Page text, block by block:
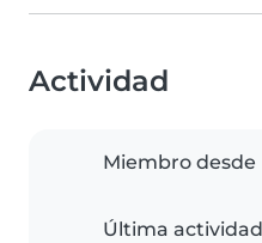
Actividad
Miembro desde
Última actividad